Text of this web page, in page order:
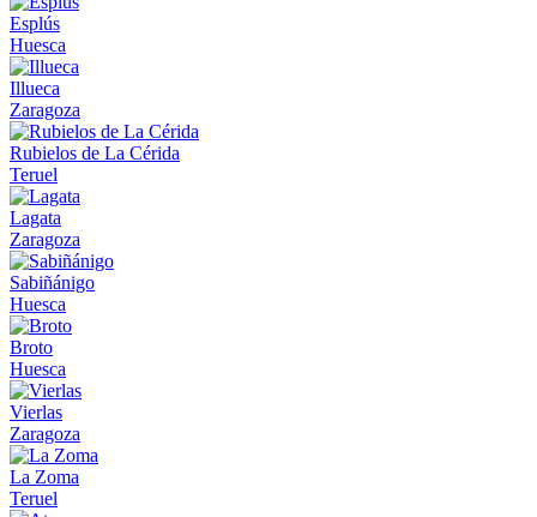
Esplús
Huesca
Illueca
Zaragoza
Rubielos de La Cérida
Teruel
Lagata
Zaragoza
Sabiñánigo
Huesca
Broto
Huesca
Vierlas
Zaragoza
La Zoma
Teruel